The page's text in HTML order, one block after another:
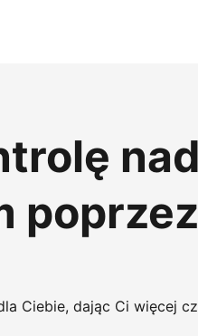
Ciebie, dając Ci więcej